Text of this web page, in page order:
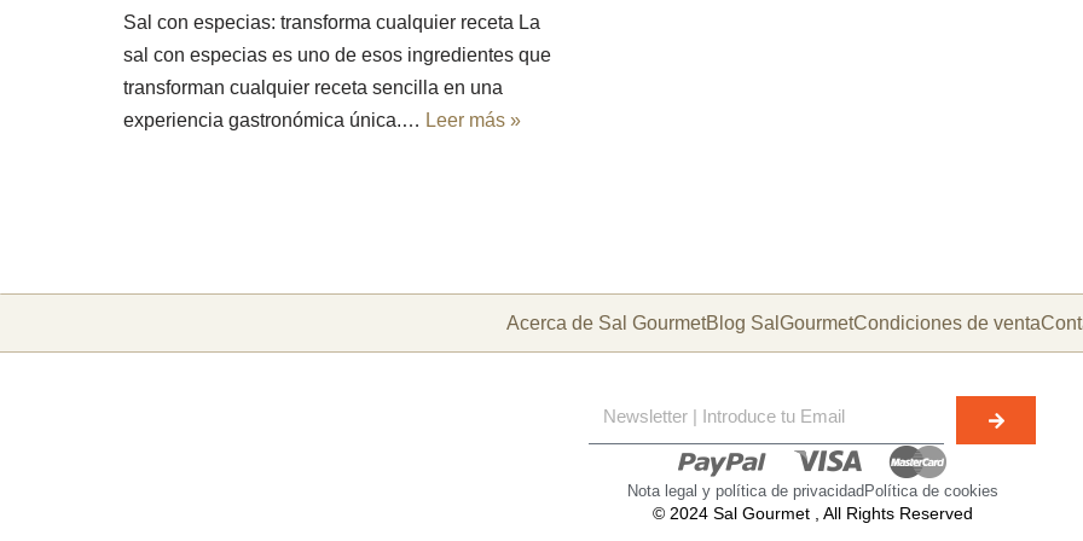
Sal con especias: transforma cualquier receta La
sal con especias es uno de esos ingredientes que
transforman cualquier receta sencilla en una
experiencia gastronómica única.… Leer más »
Acerca de Sal GourmetBlog SalGourmetCondiciones de venta
Nota legal y política de privacidad Política de cookies
© 2024 Sal Gourmet , All Rights Reserved